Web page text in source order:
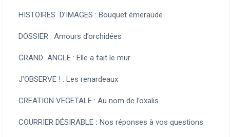
HISTOIRES D’IMAGES : Bouquet émeraude
DOSSIER : Amours d’orchidées
GRAND ANGLE : Elle a fait le mur
J’OBSERVE ! : Les renardeaux
CREATION VEGETALE : Au nom de l’oxalis
COURRIER DÉSIRABLE : Nos réponses à vos questions